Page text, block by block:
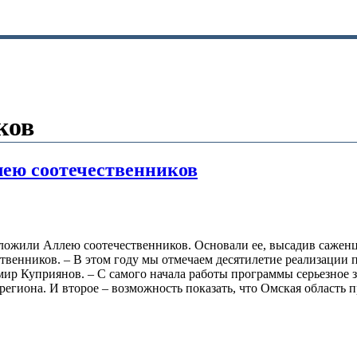
соотечественников
Аллею соотечественников. Основали ее, высадив
– В этом году мы отмечаем десятилетие
Куприянов. – С самого начала работы программы серьезное
И второе – возможность показать, что Омская